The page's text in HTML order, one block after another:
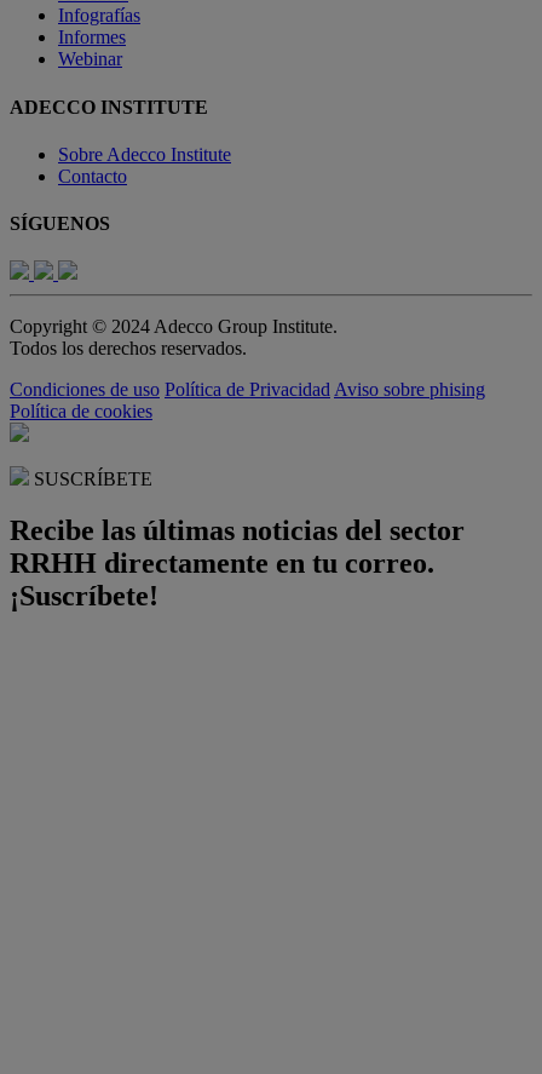
Infografías
Informes
Webinar
ADECCO INSTITUTE
Sobre Adecco Institute
Contacto
SÍGUENOS
Copyright © 2024 Adecco Group Institute.
Todos los derechos reservados.
Condiciones de uso Política de PrivacidadAviso sobre phising
Política de cookies
SUSCRÍBETE
Recibe las últimas noticias del sector
RRHH directamente en tu correo.
¡Suscríbete!